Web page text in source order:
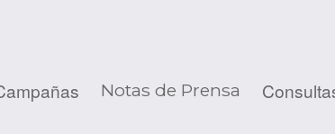
Notas de Prensa